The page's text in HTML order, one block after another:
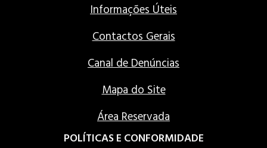
Informações Úteis
Contactos Gerais
Canal de Denúncias
Mapa do Site
Área Reservada
POLÍTICAS E CONFORMIDADE